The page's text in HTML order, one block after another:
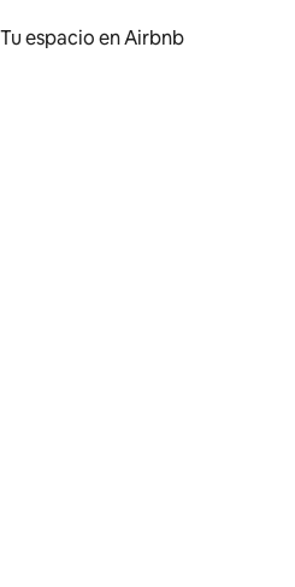
Tu espacio en Airbnb